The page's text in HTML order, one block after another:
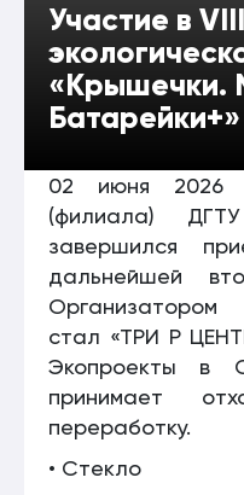
Участие в
«Крышечки.
02 июня
(филиала)
завершился
дальнейшей
Организатором
стал «ТРИ Р
Экопроекты в
принимает
переработку.
• Стекло